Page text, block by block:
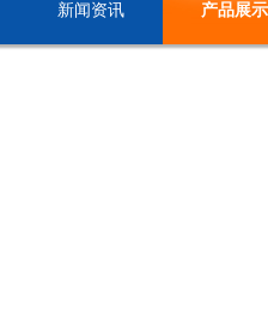
新闻资讯 产品展示